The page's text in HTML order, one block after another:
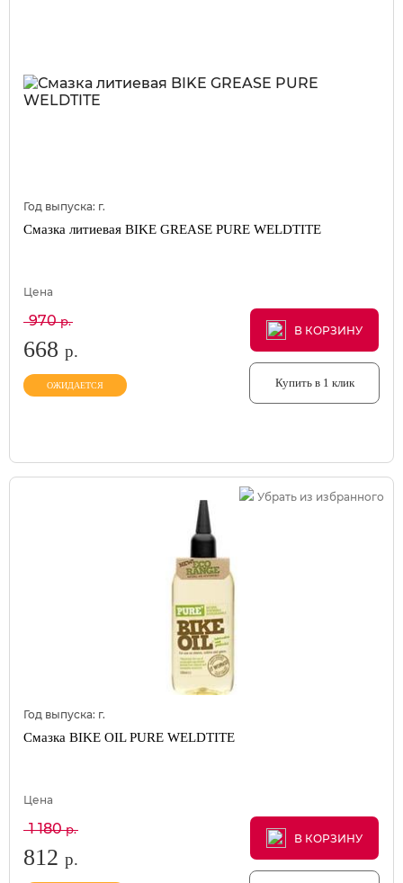
Год выпуска: г.
Смазка литиевая BIKE GREASE PURE WELDTITE
Цена
970р.
668 р.
ОЖИДАЕТСЯ
В КОРЗИНУ
В КОРЗИНУ
В КОРЗИНУ
Купить в 1 клик
Убрать из избранного
Год выпуска: г.
Смазка BIKE OIL PURE WELDTITE
Цена
1 180р.
812 р.
В КОРЗИНУ
В КОРЗИНУ
В КОРЗИНУ